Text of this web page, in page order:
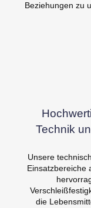
Beziehungen zu
Technik
Unsere
Einsatzbereiche
die